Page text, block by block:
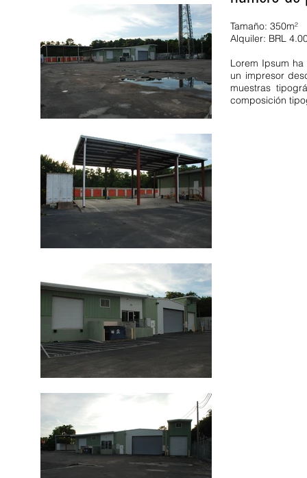
Tamaño: 350m²
Alquiler: BRL
Lorem Ipsum
un impresor
muestras
composición